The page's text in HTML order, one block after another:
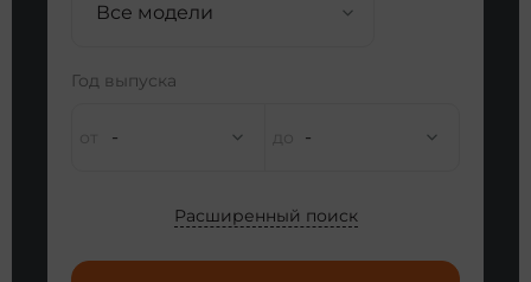
Все модели
Год выпуска
- -
Расширенный поиск